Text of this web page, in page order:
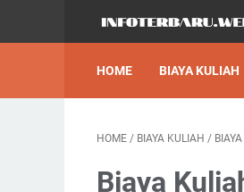
HOME BIAYA KULIAH
HOME / BIAYA KULIAH /
Biaya